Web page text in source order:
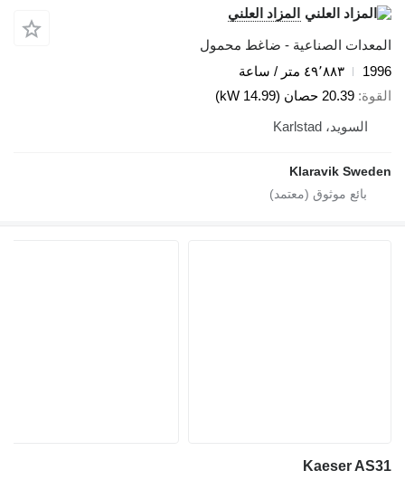
المزاد العلني
المعدات الصناعية - ضاغط محمول
1996
٤٩٬٨٨٣ متر / ساعة
القوة 20.39 حصان (14.99 kW)
السويد، Karlstad
Klaravik Sweden
Kaeser AS31